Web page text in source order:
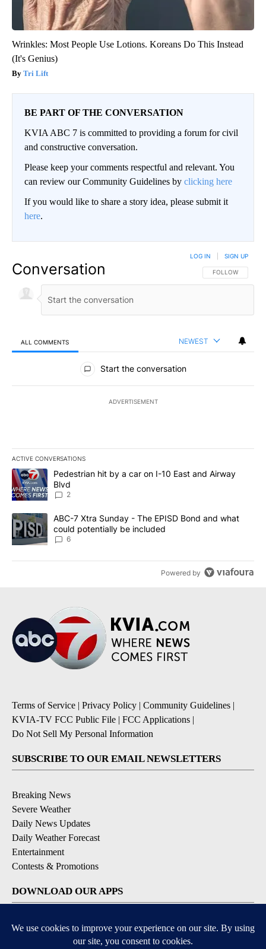
Wrinkles: Most People Use Lotions. Koreans Do This Instead
(It's Genius)
Tri Lift
BE PART OF THE CONVERSATION
KVIA ABC 7 is committed to providing a forum for civil
and constructive conversation.
Please keep your comments respectful and relevant. You
can review our Community Guidelines by clicking here
If you would like to share a story idea, please submit it
here.
Conversation FOLLOW THIS
FOLLOW
LOG IN SIGN UP
ALL COMMENTS NEWEST
All Comments
Start the conversation
ADVERTISEMENT
ACTIVE CONVERSATIONS
The following is a list of the most commented articles in the last
A trending article titled "Pedestrian hit by a car on I-10 East and
Pedestrian hit by a car on I-10 East and Airway
Blvd
2
A trending article titled "ABC-7 Xtra Sunday - The EPISD Bond
ABC-7 Xtra Sunday - The EPISD Bond and what
could potentially be included
6
Powered by
Terms of Service | Privacy Policy | Community Guidelines |
KVIA-TV FCC Public File | FCC Applications |
Do Not Sell My Personal Information
SUBSCRIBE TO OUR EMAIL NEWSLETTERS
Breaking News
Severe Weather
Daily News Updates
Daily Weather Forecast
Entertainment
Contests & Promotions
DOWNLOAD OUR APPS
Available for iOS and Android